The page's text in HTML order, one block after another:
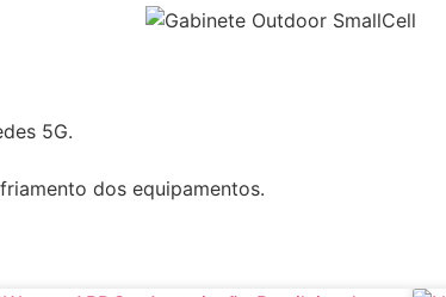
5G.
dos equipamentos.